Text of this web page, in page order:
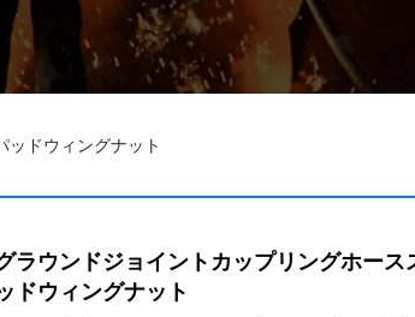
ドウィングナット
ラウンドジョイントカップリングホース
ドウィングナット